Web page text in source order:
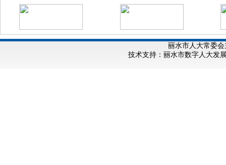
丽水市人大常委会
技术支持：丽水市数字人大发